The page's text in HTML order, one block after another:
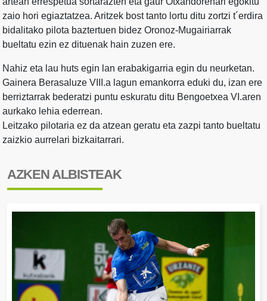
zaio hori egiaztatzea. Aritzek bost tanto lortu ditu zortzi t´erdira
bidalitako pilota baztertuen bidez Oronoz-Mugairiarrak
bueltatu ezin ez dituenak hain zuzen ere.
Nahiz eta lau huts egin lan erabakigarria egin du neurketan.
Gainera Berasaluze VIII.a lagun emankorra eduki du, izan ere
berriztarrak bederatzi puntu eskuratu ditu Bengoetxea VI.aren
aurkako lehia ederrean.
Leitzako pilotaria ez da atzean geratu eta zazpi tanto bueltatu
zaizkio aurrelari bizkaitarrari.
AZKEN ALBISTEAK